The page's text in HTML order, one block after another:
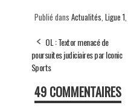
Publié dans Actualités Ligue 1
OL : Textor menacé de
poursuites judiciaires par Iconic
Sports
49 COMMENTAIRES